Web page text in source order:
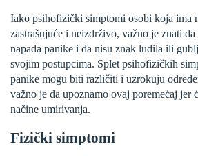
Iako psihofizički simptomi osobi koja ima
zastrašujuće i neizdrživo, važno je znati
napada panike i da nisu znak ludila ili
svojim postupcima. Splet psihofizičkih
panike mogu biti različiti i uzrokuju
važno je da upoznamo ovaj poremećaj jer
načine umirivanja.
Fizički simptomi